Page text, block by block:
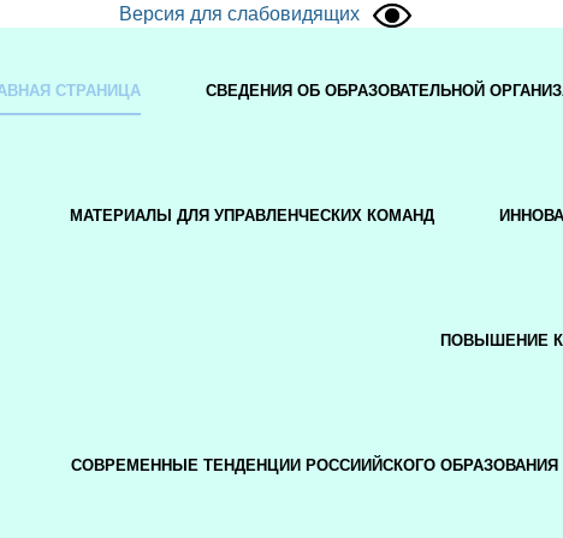
Версия для слабовидящих
СТРАНИЦА СВЕДЕНИЯ ОБ ОБРАЗОВАТЕЛЬНОЙ
МАТЕРИАЛЫ ДЛЯ УПРАВЛЕНЧЕСКИХ КОМАНД
ПОВЫШЕНИЕ
СОВРЕМЕННЫЕ ТЕНДЕНЦИИ РОССИИЙСКОГО ОБРАЗОВАНИЯ